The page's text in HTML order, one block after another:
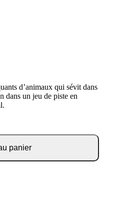
d’animaux qui sévit dans
dans un jeu de piste en
panier